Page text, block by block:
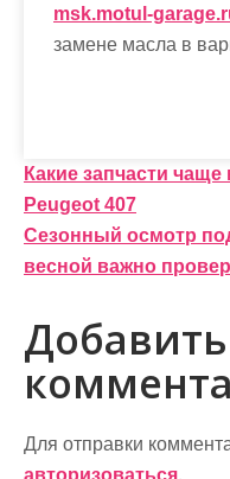
msk.motul-
замене масла в
Н
а
в
и
г
а
ц
Какие запчасти
Peugeot 407
Сезонный осмотр
весной важно
Добавить
Для отправки
авторизоваться.